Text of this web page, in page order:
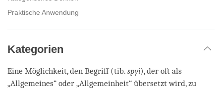
Praktische Anwendung
Kategorien
Eine Möglichkeit, den Begriff (tib. spyi), der oft als
„Allgemeines“ oder „Allgemeinheit“ übersetzt wird, zu